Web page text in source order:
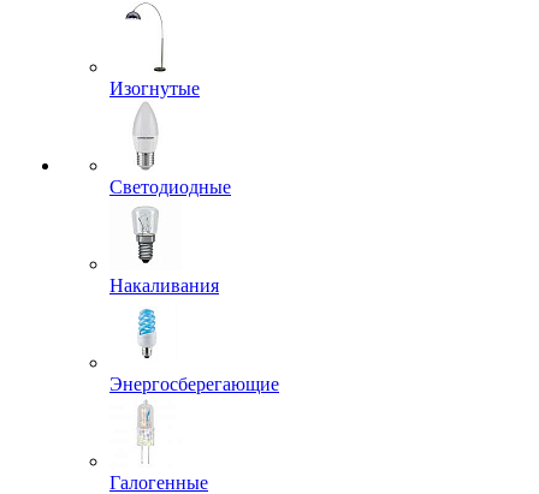
Изогнутые
Светодиодные
Накаливания
Энергосберегающие
Галогенные